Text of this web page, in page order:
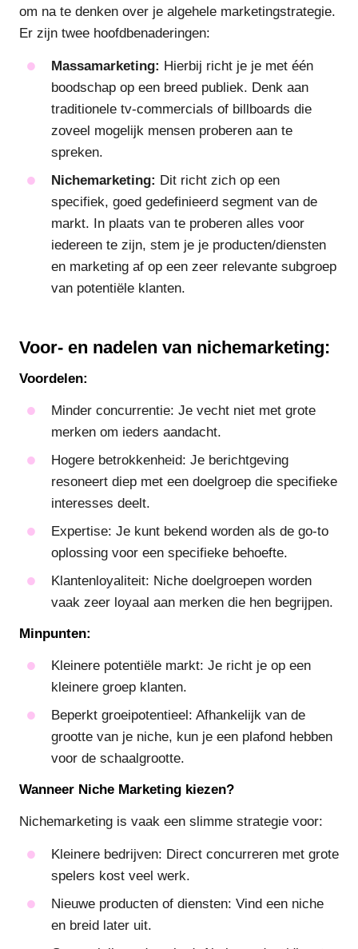
om na te denken over je algehele marketingstrategie.
Er zijn twee hoofdbenaderingen:
Massamarketing: Hierbij richt je je met één
boodschap op een breed publiek. Denk aan
traditionele tv-commercials of billboards die
zoveel mogelijk mensen proberen aan te
spreken.
Nichemarketing: Dit richt zich op een
specifiek, goed gedefinieerd segment van de
markt. In plaats van te proberen alles voor
iedereen te zijn, stem je je producten/diensten
en marketing af op een zeer relevante subgroep
van potentiële klanten.
Voor- en nadelen van nichemarketing:
Voordelen:
Minder concurrentie: Je vecht niet met grote
merken om ieders aandacht.
Hogere betrokkenheid: Je berichtgeving
resoneert diep met een doelgroep die specifieke
interesses deelt.
Expertise: Je kunt bekend worden als de go-to
oplossing voor een specifieke behoefte.
Klantenloyaliteit: Niche doelgroepen worden
vaak zeer loyaal aan merken die hen begrijpen.
Minpunten:
Kleinere potentiële markt: Je richt je op een
kleinere groep klanten.
Beperkt groeipotentieel: Afhankelijk van de
grootte van je niche, kun je een plafond hebben
voor de schaalgrootte.
Wanneer Niche Marketing kiezen?
Nichemarketing is vaak een slimme strategie voor:
Kleinere bedrijven: Direct concurreren met grote
spelers kost veel werk.
Nieuwe producten of diensten: Vind een niche
en breid later uit.